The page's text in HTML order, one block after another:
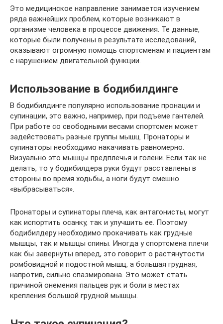
Это медицинское направление занимается изучением
ряда важнейших проблем, которые возникают в
организме человека в процессе движения. Те данные,
которые были получены в результате исследований,
оказывают огромную помощь спортсменам и пациентам
с нарушением двигательной функции.
Использование в бодибилдинге
В бодибилдинге популярно использование пронации и
супинации, это важно, например, при подъеме гантелей.
При работе со свободными весами спортсмен может
задействовать разные группы мышц. Пронаторы и
супинаторы необходимо накачивать равномерно.
Визуально это мышцы предплечья и голени. Если так не
делать, то у бодибилдера руки будут расставлены в
стороны во время ходьбы, а ноги будут смешно
«выбрасываться».
Пронаторы и супинаторы плеча, как антагонисты, могут
как испортить осанку, так и улучшить ее. Поэтому
бодибилдеру необходимо прокачивать как грудные
мышцы, так и мышцы спины. Иногда у спортсмена плечи
как бы завернуты вперед, это говорит о растянутости
ромбовидной и подостной мышц, а большая грудная,
напротив, сильно спазмирована. Это может стать
причиной онемения пальцев рук и боли в местах
крепления большой грудной мышцы.